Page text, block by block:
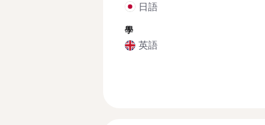
日語
學
英語